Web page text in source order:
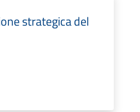
strategica del